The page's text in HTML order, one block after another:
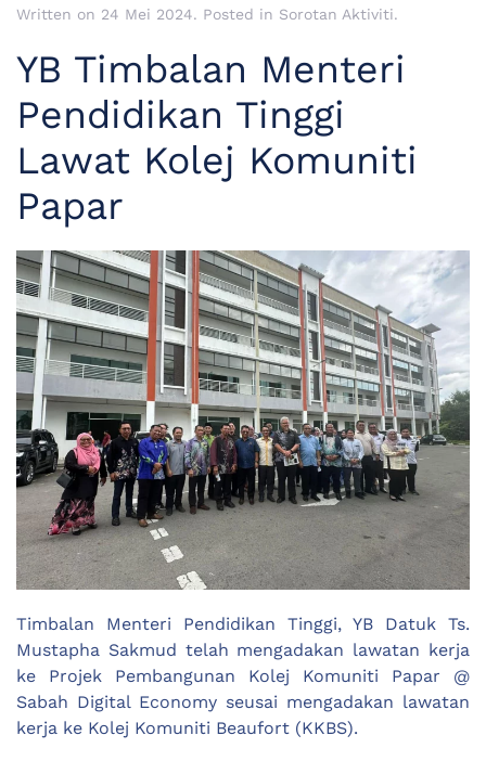
Written on 24 Mei 2024. Posted in Sorotan Aktiviti.
YB Timbalan Menteri
Pendidikan Tinggi
Lawat Kolej Komuniti
Papar
Timbalan Menteri Pendidikan Tinggi, YB Datuk Ts.
Mustapha Sakmud telah mengadakan lawatan kerja
ke Projek Pembangunan Kolej Komuniti Papar @
Sabah Digital Economy seusai mengadakan lawatan
kerja ke Kolej Komuniti Beaufort (KKBS).